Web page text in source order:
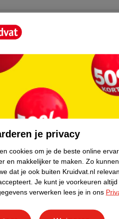
donker
schakelaars inclusief)
je privacy
cookies om je de beste online
en makkelijker te maken. Zo
dat je ook buiten Kruidvat.nl
Je kunt je voorkeuren
verwerken lees je in ons